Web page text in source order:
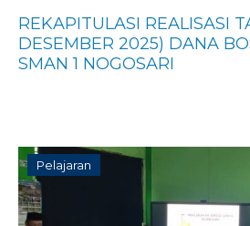
REKAPITULASI REALISASI
DESEMBER 2025) DANA
SMAN 1 NOGOSARI
Pelajaran